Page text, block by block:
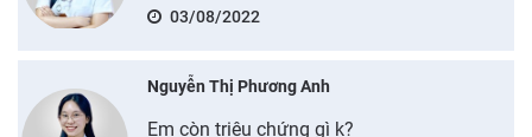
03/08/2022
Nguyễn Thị Phương Anh
Em còn triệu chứng gì k?